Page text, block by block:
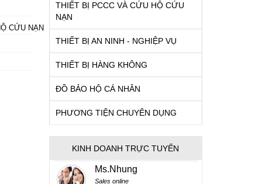
CỨU NẠN
THIẾT BỊ PCCC VÀ CỨU HỘ CỨU
NẠN
THIẾT BỊ AN NINH - NGHIỆP VỤ
THIẾT BỊ HÀNG KHÔNG
ĐỒ BẢO HỘ CÁ NHÂN
PHƯƠNG TIỆN CHUYÊN DỤNG
KINH DOANH TRỰC TUYẾN
Ms.Nhung
Sales online